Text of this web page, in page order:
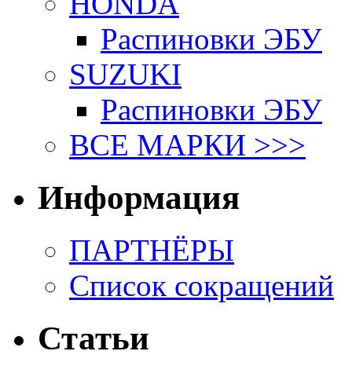
Распиновки ЭБУ
SUZUKI
Распиновки ЭБУ
ВСЕ МАРКИ >>>
Информация
ПАРТНЁРЫ
Список сокращений
Статьи